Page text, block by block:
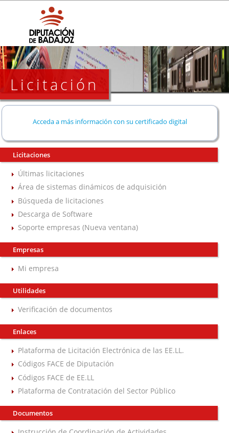
Licitación
Acceda a más información con su certificado digital
Licitaciones
Últimas licitaciones
Área de sistemas dinámicos de adquisición
Búsqueda de licitaciones
Descarga de Software
Soporte empresas (Nueva ventana)
Empresas
Mi empresa
Utilidades
Verificación de documentos
Enlaces
Plataforma de Licitación Electrónica de las EE.LL.
Códigos FACE de Diputación
Códigos FACE de EE.LL
Plataforma de Contratación del Sector Público
Documentos